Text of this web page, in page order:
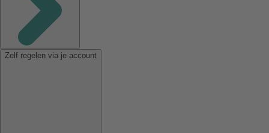
Zelf regelen via je account